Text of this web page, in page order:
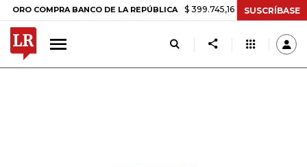
BANCO DE LA REPÚBLICA $ 399.745,16 +$ 2.295,71 +0,58%
SUSCRÍBASE